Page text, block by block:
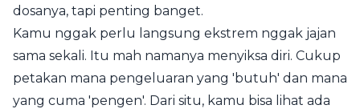
dosanya, tapi penting banget.
Kamu nggak perlu langsung ekstrem nggak jajan
sama sekali. Itu mah namanya menyiksa diri. Cukup
petakan mana pengeluaran yang 'butuh' dan mana
yang cuma 'pengen'. Dari situ, kamu bisa lihat ada